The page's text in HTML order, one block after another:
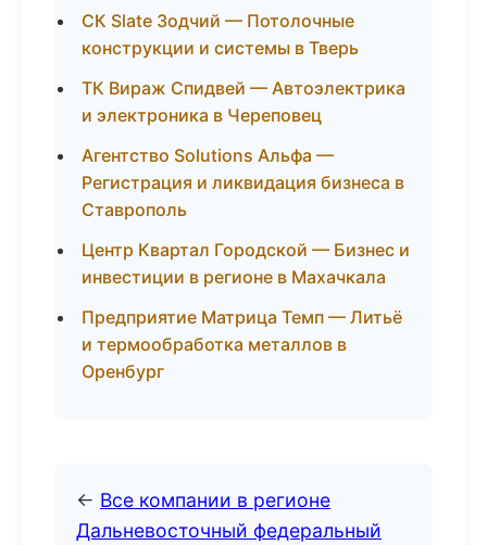
СК Slate Зодчий — Потолочные
конструкции и системы в Тверь
ТК Вираж Спидвей — Автоэлектрика
и электроника в Череповец
Агентство Solutions Альфа —
Регистрация и ликвидация бизнеса в
Ставрополь
Центр Квартал Городской — Бизнес и
инвестиции в регионе в Махачкала
Предприятие Матрица Темп — Литьё
и термообработка металлов в
Оренбург
← Все компании в регионе
Дальневосточный федеральный